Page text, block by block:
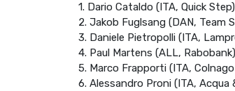
1. Dario Cataldo (ITA, Quick
2. Jakob Fuglsang (DAN, Team
3. Daniele Pietropolli (ITA,
4. Paul Martens (ALL,
5. Marco Frapporti (ITA,
6. Alessandro Proni (ITA, Acqua